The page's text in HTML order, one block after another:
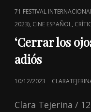
CAT
LINKS
71 FESTIVAL
2023), CINE ESPAÑOL,
‘Cerrar los
adiós
POSTED
10/12/2023
Clara Tejerina /